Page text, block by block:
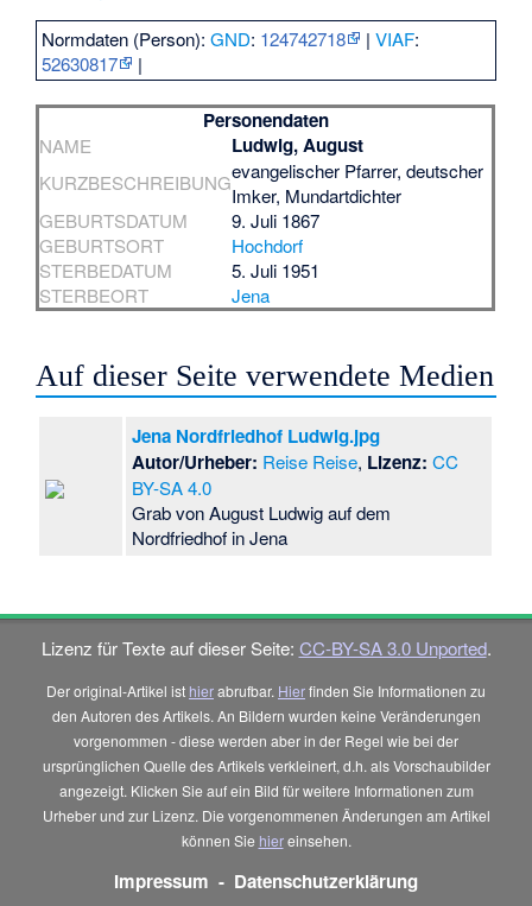
Normdaten (Person):GND: 124742718 |VIAF:
52630817
|
Personendaten
NAME Ludwig, August
KURZBESCHREIBUNGevangelischer Pfarrer, deutscher
Imker, Mundartdichter
GEBURTSDATUM
9. Juli 1867
GEBURTSORT
Hochdorf
STERBEDATUM
5. Juli 1951
STERBEORT
Jena
Auf dieser Seite verwendete Medien
Jena Nordfriedhof Ludwig.jpg
Autor/Urheber: Reise Reise, Lizenz: CC
BY-SA 4.0
Grab von August Ludwig auf dem
Nordfriedhof in Jena
Lizenz für Texte auf dieser Seite: CC-BY-SA 3.0 Unported.
Der original-Artikel ist hierabrufbar. Hierfinden Sie Informationen zu
den Autoren des Artikels. An Bildern wurden keine Veränderungen
vorgenommen - diese werden aber in der Regel wie bei der
ursprünglichen Quelle des Artikels verkleinert, d.h. als Vorschaubilder
angezeigt. Klicken Sie auf ein Bild für weitere Informationen zum
Urheber und zur Lizenz. Die vorgenommenen Änderungen am Artikel
können Sie hiereinsehen.
Impressum - Datenschutzerklärung